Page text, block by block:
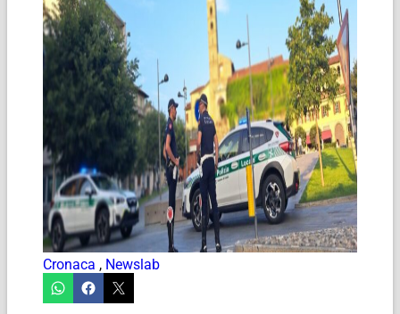
Cronaca , Newslab